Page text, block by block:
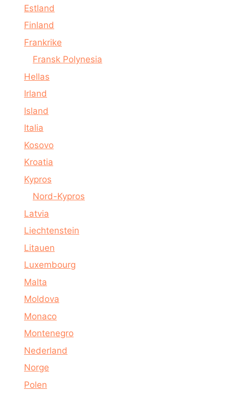
Estland
Finland
Frankrike
Fransk Polynesia
Hellas
Irland
Island
Italia
Kosovo
Kroatia
Kypros
Nord-Kypros
Latvia
Liechtenstein
Litauen
Luxembourg
Malta
Moldova
Monaco
Montenegro
Nederland
Norge
Polen